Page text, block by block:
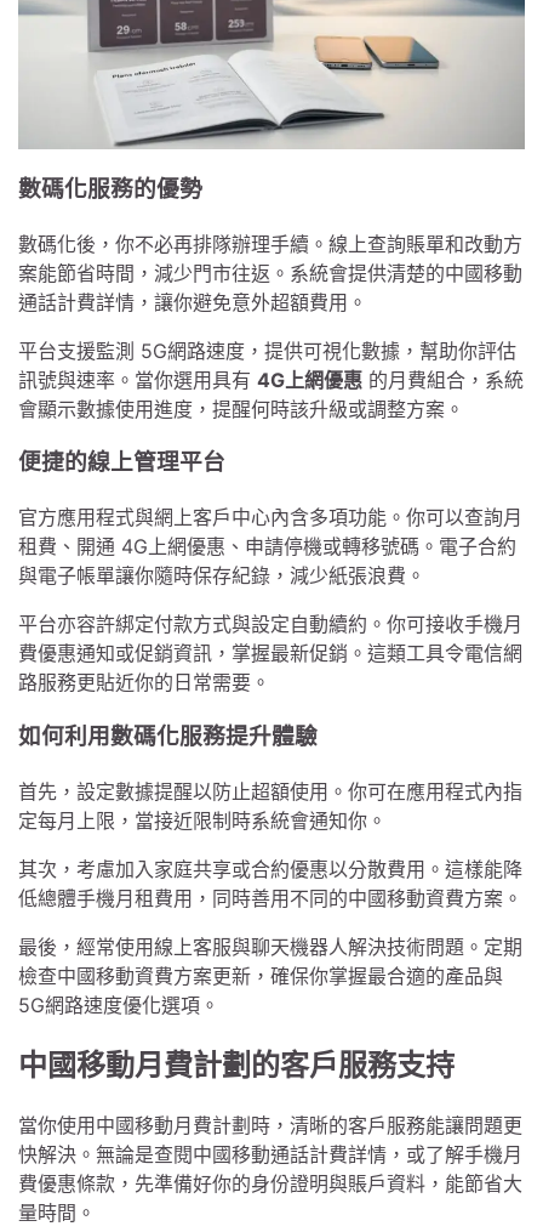
數碼化服務的優勢
數碼化後，你不必再排隊辦理手續。線上查詢賬單和改動方
案能節省時間，減少門市往返。系統會提供清楚的中國移動
通話計費詳情，讓你避免意外超額費用。
平台支援監測 5G網路速度，提供可視化數據，幫助你評估
訊號與速率。當你選用具有 4G上網優惠 的月費組合，系統
會顯示數據使用進度，提醒何時該升級或調整方案。
便捷的線上管理平台
官方應用程式與網上客戶中心內含多項功能。你可以查詢月
租費、開通 4G上網優惠、申請停機或轉移號碼。電子合約
與電子帳單讓你隨時保存紀錄，減少紙張浪費。
平台亦容許綁定付款方式與設定自動續約。你可接收手機月
費優惠通知或促銷資訊，掌握最新促銷。這類工具令電信網
路服務更貼近你的日常需要。
如何利用數碼化服務提升體驗
首先，設定數據提醒以防止超額使用。你可在應用程式內指
定每月上限，當接近限制時系統會通知你。
其次，考慮加入家庭共享或合約優惠以分散費用。這樣能降
低總體手機月租費用，同時善用不同的中國移動資費方案。
最後，經常使用線上客服與聊天機器人解決技術問題。定期
檢查中國移動資費方案更新，確保你掌握最合適的產品與
5G網路速度優化選項。
中國移動月費計劃的客戶服務支持
當你使用中國移動月費計劃時，清晰的客戶服務能讓問題更
快解決。無論是查閱中國移動通話計費詳情，或了解手機月
費優惠條款，先準備好你的身份證明與賬戶資料，能節省大
量時間。